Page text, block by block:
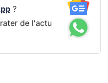
?
de l'actu